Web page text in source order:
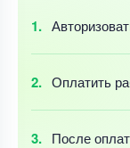
Оплатить
После